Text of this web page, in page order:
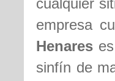
cualquier
empresa
Henares
sinfín de